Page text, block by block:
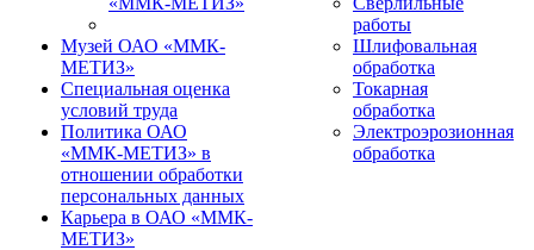
Музей ОАО «ММК-
МЕТИЗ»
Специальная оценка
условий труда
Политика ОАО
«ММК-МЕТИЗ» в
отношении обработки
персональных данных
Карьера в ОАО «ММК-
МЕТИЗ»
работы
Шлифовальная
обработка
Токарная
обработка
Электроэрозионная
обработка